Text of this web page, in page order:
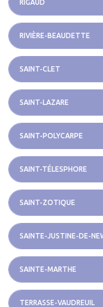
RIGAUD
RIVIÈRE-BEAUDETTE
SAINT-CLET
SAINT-LAZARE
SAINT-POLYCARPE
SAINT-TÉLESPHORE
SAINT-ZOTIQUE
SAINTE-JUSTINE-DE-
SAINTE-MARTHE
TERRASSE-VAUDREUIL